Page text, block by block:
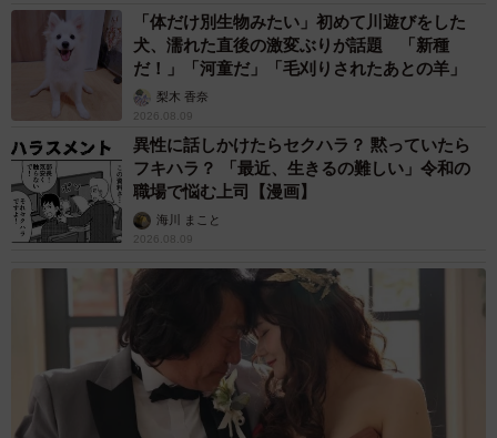
「体だけ別生物みたい」初めて川遊びをした
犬、濡れた直後の激変ぶりが話題 「新種
だ！」「河童だ」「毛刈りされたあとの羊」
梨木 香奈
2026.08.09
異性に話しかけたらセクハラ？ 黙っていたら
フキハラ？ 「最近、生きるの難しい」令和の
職場で悩む上司【漫画】
海川 まこと
2026.08.09